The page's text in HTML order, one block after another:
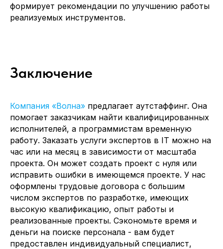
формирует рекомендации по улучшению работы
реализуемых инструментов.
Заключение
Компания «Волна» предлагает аутстаффинг. Она
помогает заказчикам найти квалифицированных
исполнителей, а программистам временную
работу. Заказать услуги экспертов в IT можно на
час или на месяц в зависимости от масштаба
проекта. Он может создать проект с нуля или
исправить ошибки в имеющемся проекте. У нас
оформлены трудовые договора с большим
числом экспертов по разработке, имеющих
высокую квалификацию, опыт работы и
реализованные проекты. Сэкономьте время и
деньги на поиске персонала - вам будет
предоставлен индивидуальный специалист,